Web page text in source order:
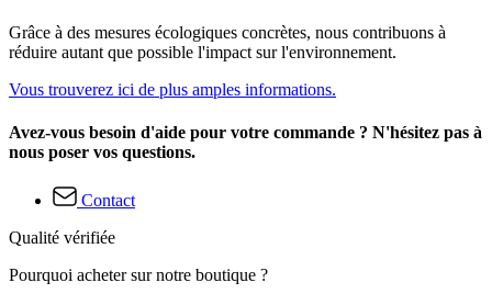
Grâce à des mesures écologiques concrètes, nous contribuons à
réduire autant que possible l'impact sur l'environnement.
Vous trouverez ici de plus amples informations.
Avez-vous besoin d'aide pour votre commande ? N'hésitez pas à
nous poser vos questions.
Contact
Qualité vérifiée
Pourquoi acheter sur notre boutique ?